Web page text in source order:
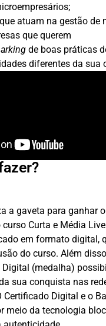
atuam na gestão de
que querem
de boas práticas
diferentes da sua
a gaveta para ganhar
Curta e Média
em formato digital,
do curso. Além
Digital (medalha)
sua conquista nas
Digital e o
meio da tecnologia